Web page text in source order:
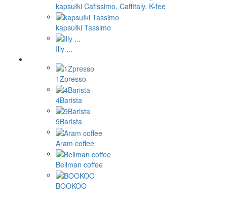
kapsułki Cafissimo, Caffitaly, K-fee
kapsułki Tassimo
Illy ...
1Zpresso
4Barista
9Barista
Aram coffee
Bellman coffee
BOOKOO